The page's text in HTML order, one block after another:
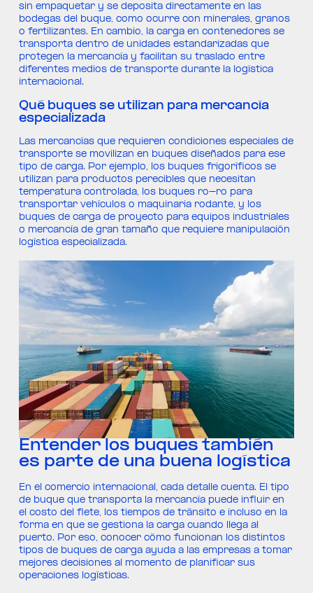
sin empaquetar y se deposita directamente en las
bodegas del buque, como ocurre con minerales, granos
o fertilizantes. En cambio, la carga en contenedores se
transporta dentro de unidades estandarizadas que
protegen la mercancía y facilitan su traslado entre
diferentes medios de transporte durante la logística
internacional.
Qué buques se utilizan para mercancía
especializada
Las mercancías que requieren condiciones especiales de
transporte se movilizan en buques diseñados para ese
tipo de carga. Por ejemplo, los buques frigoríficos se
utilizan para productos perecibles que necesitan
temperatura controlada, los buques ro-ro para
transportar vehículos o maquinaria rodante, y los
buques de carga de proyecto para equipos industriales
o mercancía de gran tamaño que requiere manipulación
logística especializada.
Entender los buques también
es parte de una buena logística
En el comercio internacional, cada detalle cuenta. El tipo
de buque que transporta la mercancía puede influir en
el costo del flete, los tiempos de tránsito e incluso en la
forma en que se gestiona la carga cuando llega al
puerto. Por eso, conocer cómo funcionan los distintos
tipos de buques de carga ayuda a las empresas a tomar
mejores decisiones al momento de planificar sus
operaciones logísticas.